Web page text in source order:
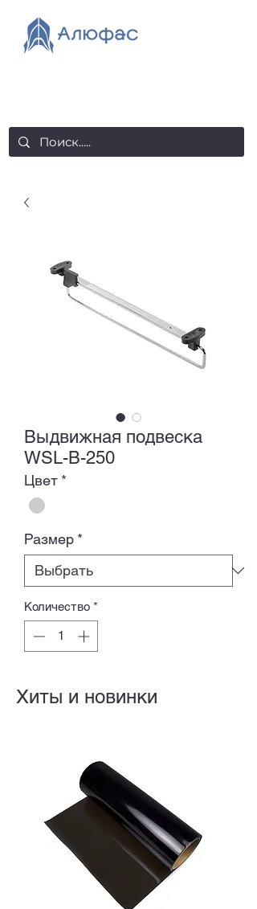
Выдвижная подвеска
WSL-B-250
Цвет *
Размер *
Количество *
Хиты и новинки